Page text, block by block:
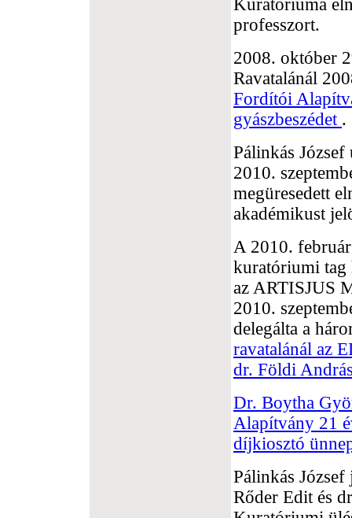
Kuratóriuma
professzort.
2008. október
Ravatalánál
Fordítói
gyászbeszédet .
Pálinkás
2010.
megüresedett
akadémikust
A 2010.
kuratóriumi tag
az ARTISJUS
2010.
delegálta a
ravatalánál az
dr. Földi
Dr. Boytha
Alapítvány 21
díjkiosztó
Pálinkás
Rőder Edit és